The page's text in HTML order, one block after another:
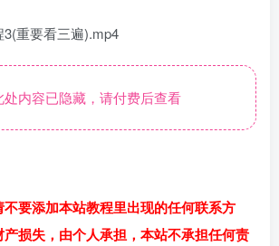
重要看三遍).mp4
内容已隐藏，请付费后查看
要添加本站教程里出现的任何联系方
损失，由个人承担，本站不承担任何责